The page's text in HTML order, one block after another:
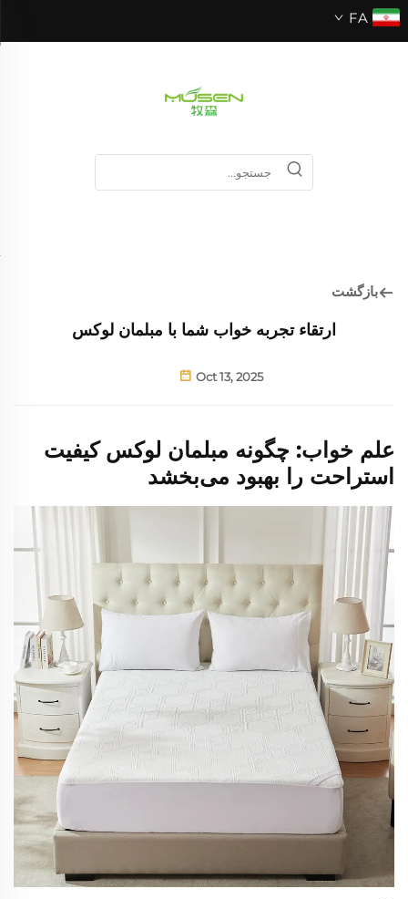
FA
بازگشت
ارتقاء تجربه خواب شما با مبلمان لوکس
Oct 13, 2025
علم خواب: چگونه مبلمان لوکس کیفیت
استراحت را بهبود می‌بخشد